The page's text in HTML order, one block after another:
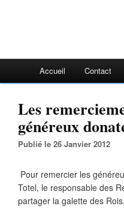
Accueil Contact
Les
généreux
Publié le 26 Janvier 2012
Pour remercier les
Totel, le responsable des
partager la galette des